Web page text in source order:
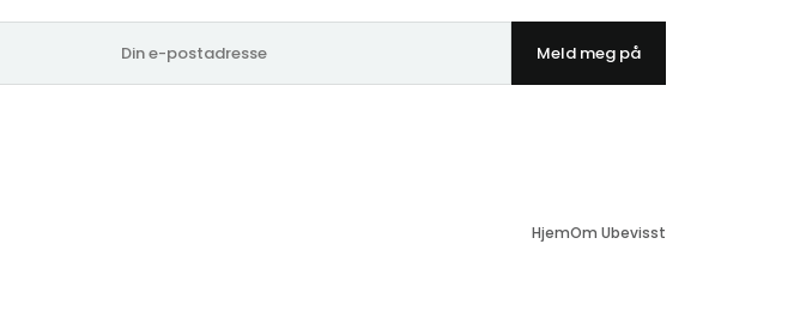
Meld meg på
HjemOm Ubevisst